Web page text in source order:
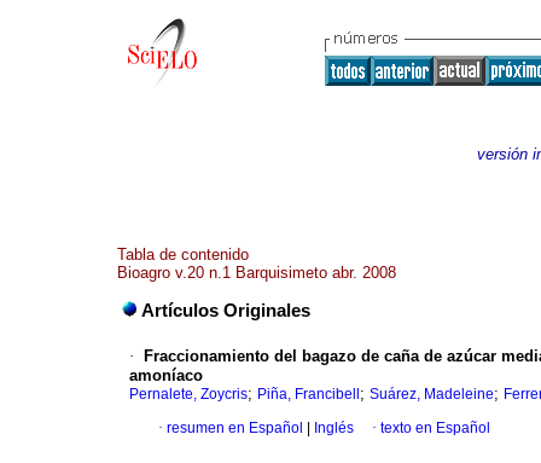
versión
Tabla de contenido
Bioagro v.20 n.1 Barquisimeto abr. 2008
Artículos Originales
·
Fraccionamiento del bagazo de caña de azúcar
amoníaco
Pernalete, Zoycris; Piña, Francibell ; Suárez, Madeleine;
· resumen en Español Inglés · texto en Español